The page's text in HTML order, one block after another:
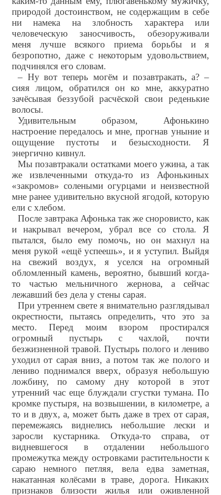
природой достоинством, не содержащим в себе
ни намека на злобность характера или
человеческую заносчивость, обезоруживали
меня лучше всякого приема борьбы и я
безропотно, даже с некоторым удовольствием,
подчинялся его словам.
– Ну вот теперь могём и позавтракать, а? –
сияя лицом, обратился он ко мне, аккуратно
зачёсывая беззубой расчёской свои реденькие
волосы.
Удивительным образом, Афонькино
настроение передалось и мне, прогнав уныние и
ощущение пустоты и безысходности. Я
энергично кивнул.
Мы позавтракали остатками моего ужина, а так
же извлеченными откуда-то из Афонькиных
«закромов» солеными огурцами и неизвестной
мне ранее удивительно вкусной ягодой, которую
ели с хлебом.
После завтрака Афонька так же сноровисто, как
и накрывал вечером, убрал все со стола. Я
пытался, было ему помочь, но он махнул на
меня рукой «ещё успеешь», и я уступил. Выйдя
на свежий воздух, я уселся на огромный
обломленный камень, вероятно, бывший когда-
то частью мельничного жернова, а сейчас
лежавший без дела у стены сарая.
При утреннем свете я внимательно разглядывал
окрестности, пытаясь определить, что это за
место. Перед моим взором простирался
огромный пустырь с чахлой, почти
безжизненной травой. Пустырь полого и лениво
уходил от сарая вниз, а потом так же полого и
лениво поднимался вверх, образуя небольшую
ложбину, по самому дну которой в этот
утренний час еще блуждали сгустки тумана. По
кромке пустыря, на возвышении, в километре, а
то и в двух, а, может быть даже в трех от сарая,
перемежаясь виднелись небольшие лески и
заросли кустарника. Откуда-то справа, от
видневшегося в отдалении небольшого
промежутка между островками растительности к
сараю немного петляя, вела едва заметная,
накатанная колёсами в траве, дорога. Никаких
признаков близости жилья или оживленной